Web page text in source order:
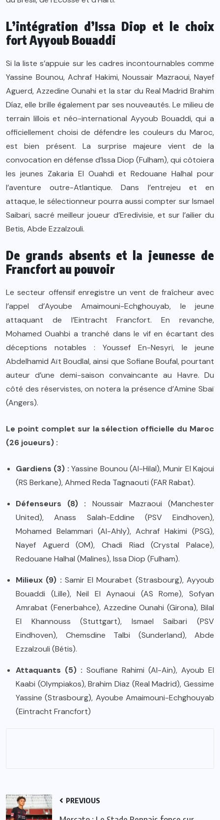
L’intégration d’Issa Diop et le choix
fort Ayyoub Bouaddi
Si la liste s’appuie sur les cadres incontournables comme
Yassine Bounou, Achraf Hakimi, Noussair Mazraoui, Nayef
Aguerd, Azzedine Ounahi et la star du Real Madrid Brahim
Díaz, elle brille également par ses nouveautés. Le milieu de
terrain lillois et néo-international Ayyoub Bouaddi, qui a
officiellement choisi de défendre les couleurs du Maroc,
est bien présent. La surprise majeure vient de la
convocation en défense d’Issa Diop (Fulham), qui côtoiera
les jeunes Zakaria El Ouahdi et Redouane Halhal pour
l’aventure outre-Atlantique. Dans l’entrejeu et en
attaque, le sélectionneur pourra aussi compter sur Ismael
Saibari, sacré meilleur joueur d’Eredivisie, et sur l’ailier du
Betis, Abde Ezzalzouli.
De grands absents et la jeunesse de
Francfort au pouvoir
Le secteur offensif enregistre un vent de fraîcheur avec
l’appel d’Ayoube Amaimouni-Echghouyab, le jeune
attaquant de l’Eintracht Francfort. En revanche,
Mohamed Ouahbi a tranché dans le vif en écartant des
déceptions notables : Youssef En-Nesyri, le jeune
Abdelhamid Aït Boudlal, ainsi que Sofiane Boufal, pourtant
auteur d’une demi-saison convaincante au Havre. Du
côté des réservistes, on notera la présence d’Amine Sbaï
(Angers).
Le point complet sur la sélection officielle du Maroc
(26 joueurs) :
Gardiens (3) : Yassine Bounou (Al-Hilal), Munir El Kajoui
(RS Berkane), Ahmed Reda Tagnaouti (FAR Rabat).
Défenseurs (8) : Noussair Mazraoui (Manchester
United), Anass Salah-Eddine (PSV Eindhoven),
Mohamed Belammari (Al-Ahly), Achraf Hakimi (PSG),
Nayef Aguerd (OM), Chadi Riad (Crystal Palace),
Redouane Halhal (Malines), Issa Diop (Fulham).
Milieux (9) : Samir El Mourabet (Strasbourg), Ayyoub
Bouaddi (Lille), Neil El Aynaoui (AS Rome), Sofyan
Amrabat (Fenerbahce), Azzedine Ounahi (Girona), Bilal
El Khannouss (Stuttgart), Ismael Saibari (PSV
Eindhoven), Chemsdine Talbi (Sunderland), Abde
Ezzalzouli (Bétis).
Attaquants (5) : Soufiane Rahimi (Al-Ain), Ayoub El
Kaabi (Olympiakos), Brahim Diaz (Real Madrid), Gessime
Yassine (Strasbourg), Ayoube Amaimouni-Echghouyab
(Eintracht Francfort)
PREVIOUS